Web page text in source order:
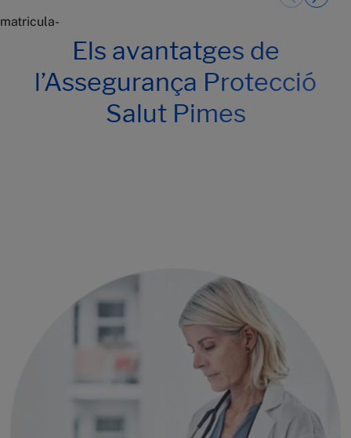
matricula-
Els avantatges de
l’Assegurança Protecció
Salut Pimes